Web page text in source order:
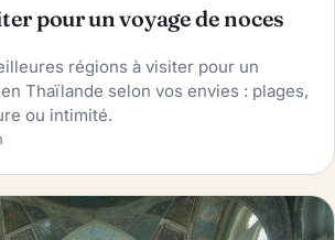
pour un voyage de noces
régions à visiter pour un
Thaïlande selon vos envies : plages,
ou intimité.